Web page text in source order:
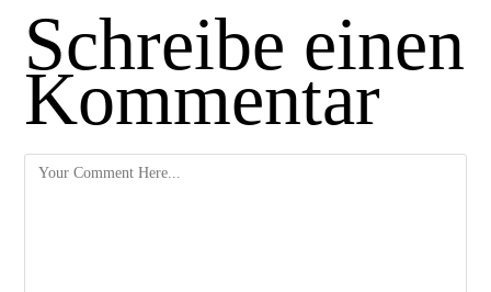
Schreibe einen
Kommentar